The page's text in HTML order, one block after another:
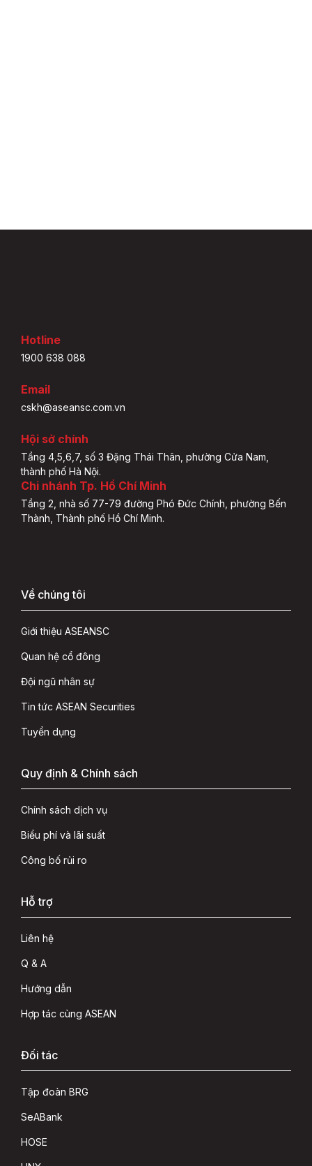
Hotline
1900 638 088
Email
cskh@aseansc.com.vn
Hội sở chính
Tầng 4,5,6,7, số 3 Đặng Thái Thân, phường Cửa Nam,
thành phố Hà Nội.
Chi nhánh Tp. Hồ Chí Minh
Tầng 2, nhà số 77-79 đường Phó Đức Chính, phường Bến
Thành, Thành phố Hồ Chí Minh.
Về chúng tôi
Giới thiệu ASEANSC
Quan hệ cổ đông
Đội ngũ nhân sự
Tin tức ASEAN Securities
Tuyển dụng
Quy định & Chính sách
Chính sách dịch vụ
Biểu phí và lãi suất
Công bố rủi ro
Hỗ trợ
Liên hệ
Q & A
Hướng dẫn
Hợp tác cùng ASEAN
Đối tác
Tập đoàn BRG
SeABank
HOSE